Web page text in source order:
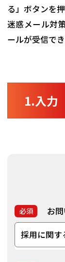
る」ボタンを
迷惑メール対
ールが受信で
1.入力
必須 お